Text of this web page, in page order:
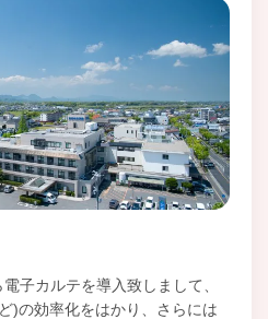
子カルテを導入致しまして、
)の効率化をはかり、さらには